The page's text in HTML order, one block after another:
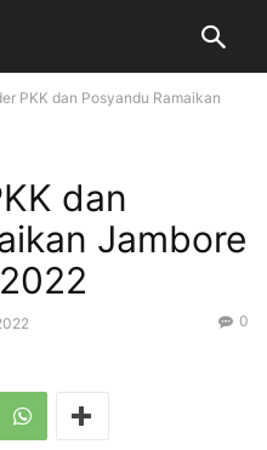
PKK dan Posyandu Ramaikan
dan
Jambore
0